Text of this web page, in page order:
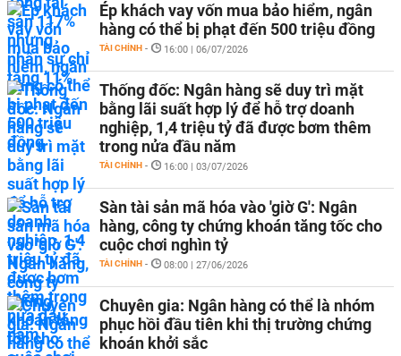
Ép khách vay vốn mua bảo hiểm, ngân
hàng có thể bị phạt đến 500 triệu đồng
TÀI CHÍNH - 16:00 | 06/07/2026
Thống đốc: Ngân hàng sẽ duy trì mặt
bằng lãi suất hợp lý để hỗ trợ doanh
nghiệp, 1,4 triệu tỷ đã được bơm thêm
trong nửa đầu năm
TÀI CHÍNH - 16:00 | 03/07/2026
Sàn tài sản mã hóa vào 'giờ G': Ngân
hàng, công ty chứng khoán tăng tốc cho
cuộc chơi nghìn tỷ
TÀI CHÍNH - 08:00 | 27/06/2026
Chuyên gia: Ngân hàng có thể là nhóm
phục hồi đầu tiên khi thị trường chứng
khoán khởi sắc